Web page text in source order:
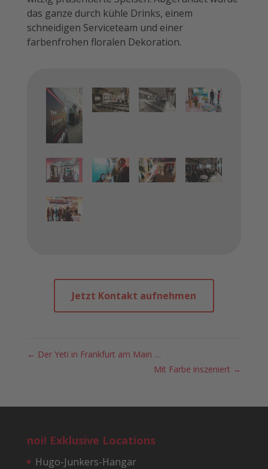
das ganze durch kühle Drinks, einem
schneidigen Serviceteam und einer
farbenfrohen floralen Dekoration.
Jetzt Kontakt aufnehmen
← Der Yeti in Frankfurt am Main …
Mit Farbe inszeniert →
noi! Exklusive Locations
Hugo-Junkers-Hangar